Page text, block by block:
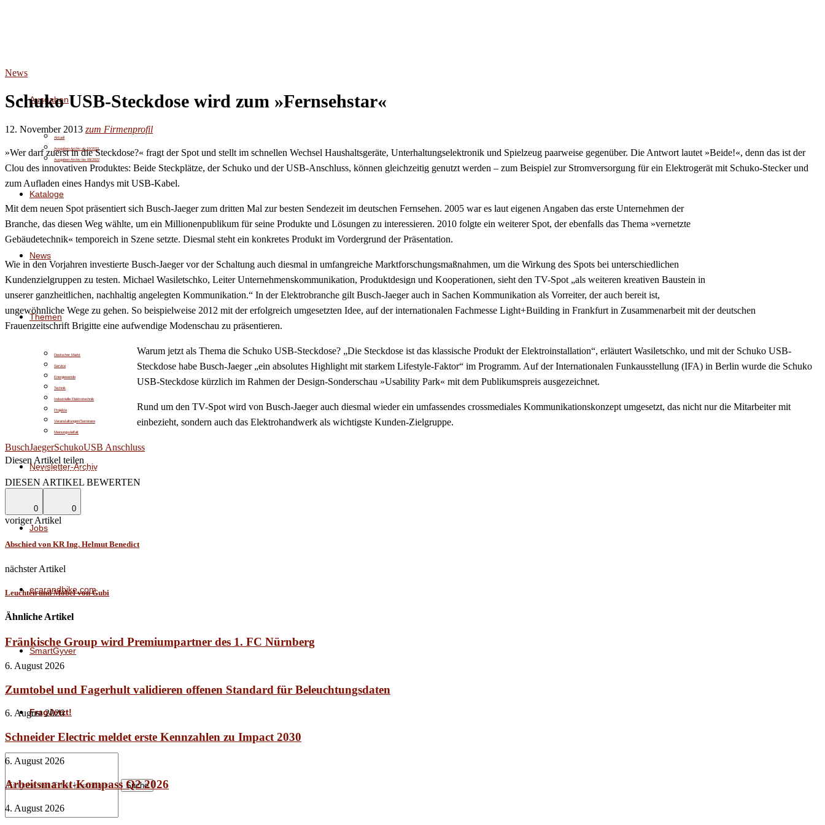
Ausgaben
Aktuell
Ausgaben-Archiv ab 10/2022
Ausgaben-Archiv bis 09/2022
Kataloge
News
Themen
Deutscher Markt
Service
Energiewende
Technik
Industrielle Elektrotechnik
Projekte
Veranstaltungen/Seminare
Meinungsvielfalt
Newsletter-Archiv
Jobs
ecarandbike.com
SmartGyver
FragJetzt!
Suche
News
Schuko USB-Steckdose wird zum »Fernsehstar«
12. November 2013 zum Firmenprofil
»Wer darf zuerst in die Steckdose?« fragt der Spot und stellt im schnellen Wechsel Haushaltsgeräte, Unterhaltungselektronik und Spielzeug paarweise gegenüber. Die Antwort lautet »Beide!«, denn das ist der
Clou des innovativen Produktes: Beide Steckplätze, der Schuko und der USB-Anschluss, können gleichzeitig genutzt werden – zum Beispiel zur Stromversorgung für ein Elektrogerät mit Schuko-Stecker und
zum Aufladen eines Handys mit USB-Kabel.
Mit dem neuen Spot präsentiert sich Busch-Jaeger zum dritten Mal zur besten Sendezeit im deutschen Fernsehen. 2005 war es laut eigenen Angaben das erste Unternehmen der
Branche, das diesen Weg wählte, um ein Millionenpublikum für seine Produkte und Lösungen zu interessieren. 2010 folgte ein weiterer Spot, der ebenfalls das Thema »vernetzte
Gebäudetechnik« temporeich in Szene setzte. Diesmal steht ein konkretes Produkt im Vordergrund der Präsentation.
Wie in den Vorjahren investierte Busch-Jaeger vor der Schaltung auch diesmal in umfangreiche Marktforschungsmaßnahmen, um die Wirkung des Spots bei unterschiedlichen
Kundenzielgruppen zu testen. Michael Wasiletschko, Leiter Unternehmenskommunikation, Produktdesign und Kooperationen, sieht den TV-Spot „als weiteren kreativen Baustein in
unserer ganzheitlichen, nachhaltig angelegten Kommunikation.“ In der Elektrobranche gilt Busch-Jaeger auch in Sachen Kommunikation als Vorreiter, der auch bereit ist,
ungewöhnliche Wege zu gehen. So beispielweise 2012 mit der erfolgreich umgesetzten Idee, auf der internationalen Fachmesse Light+Building in Frankfurt in Zusammenarbeit mit der deutschen
Frauenzeitschrift Brigitte eine aufwendige Modenschau zu präsentieren.
Warum jetzt als Thema die Schuko USB-Steckdose? „Die Steckdose ist das klassische Produkt der Elektroinstallation“, erläutert Wasiletschko, und mit der Schuko USB-
Steckdose habe Busch-Jaeger „ein absolutes Highlight mit starkem Lifestyle-Faktor“ im Programm. Auf der Internationalen Funkausstellung (IFA) in Berlin wurde die Schuko
USB-Steckdose kürzlich im Rahmen der Design-Sonderschau »Usability Park« mit dem Publikumspreis ausgezeichnet.
Rund um den TV-Spot wird von Busch-Jaeger auch diesmal wieder ein umfassendes crossmediales Kommunikationskonzept umgesetzt, das nicht nur die Mitarbeiter mit
einbezieht, sondern auch das Elektrohandwerk als wichtigste Kunden-Zielgruppe.
BuschJaegerSchukoUSB Anschluss
Diesen Artikel teilen
FacebookLinkedinEmail
DIESEN ARTIKEL BEWERTEN
0 0
voriger Artikel
Abschied von KR Ing. Helmut Benedict
nächster Artikel
Leuchten und Möbel von Gubi
Ähnliche Artikel
Fränkische Group wird Premiumpartner des 1. FC Nürnberg
6. August 2026
Zumtobel und Fagerhult validieren offenen Standard für Beleuchtungsdaten
6. August 2026
Schneider Electric meldet erste Kennzahlen zu Impact 2030
6. August 2026
Arbeitsmarkt-Kompass Q2 2026
4. August 2026